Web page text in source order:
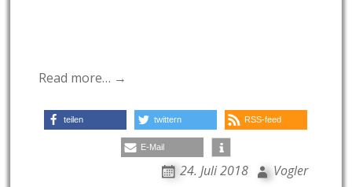
Read more… →
teilen twittern RSS-feed
E-Mail
24. Juli 2018 Vogler